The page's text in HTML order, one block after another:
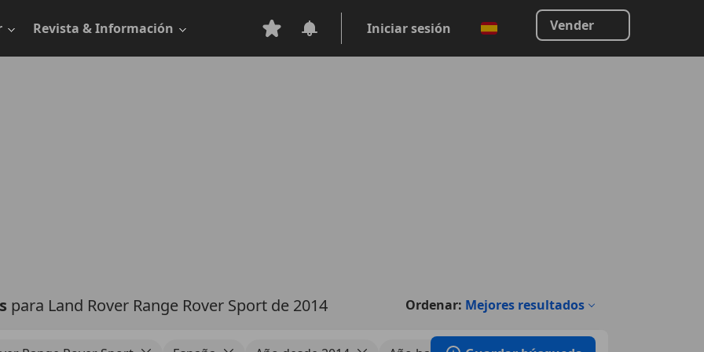
Revista & Información Iniciar sesión Vender
para Land Rover Range Rover Sport de 2014 Ordenar: Mejores resultados